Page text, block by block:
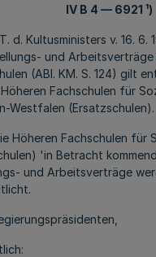
IV B 4 — 6921 ¹)
d. Kultusministers v. 16. 6.
und Arbeitsverträge
(ABI. KM. S. 124) gilt
Fachschulen für
Westfalen (Ersatzschulen).
Höheren Fachschulen für
'in Betracht
und Arbeitsverträge